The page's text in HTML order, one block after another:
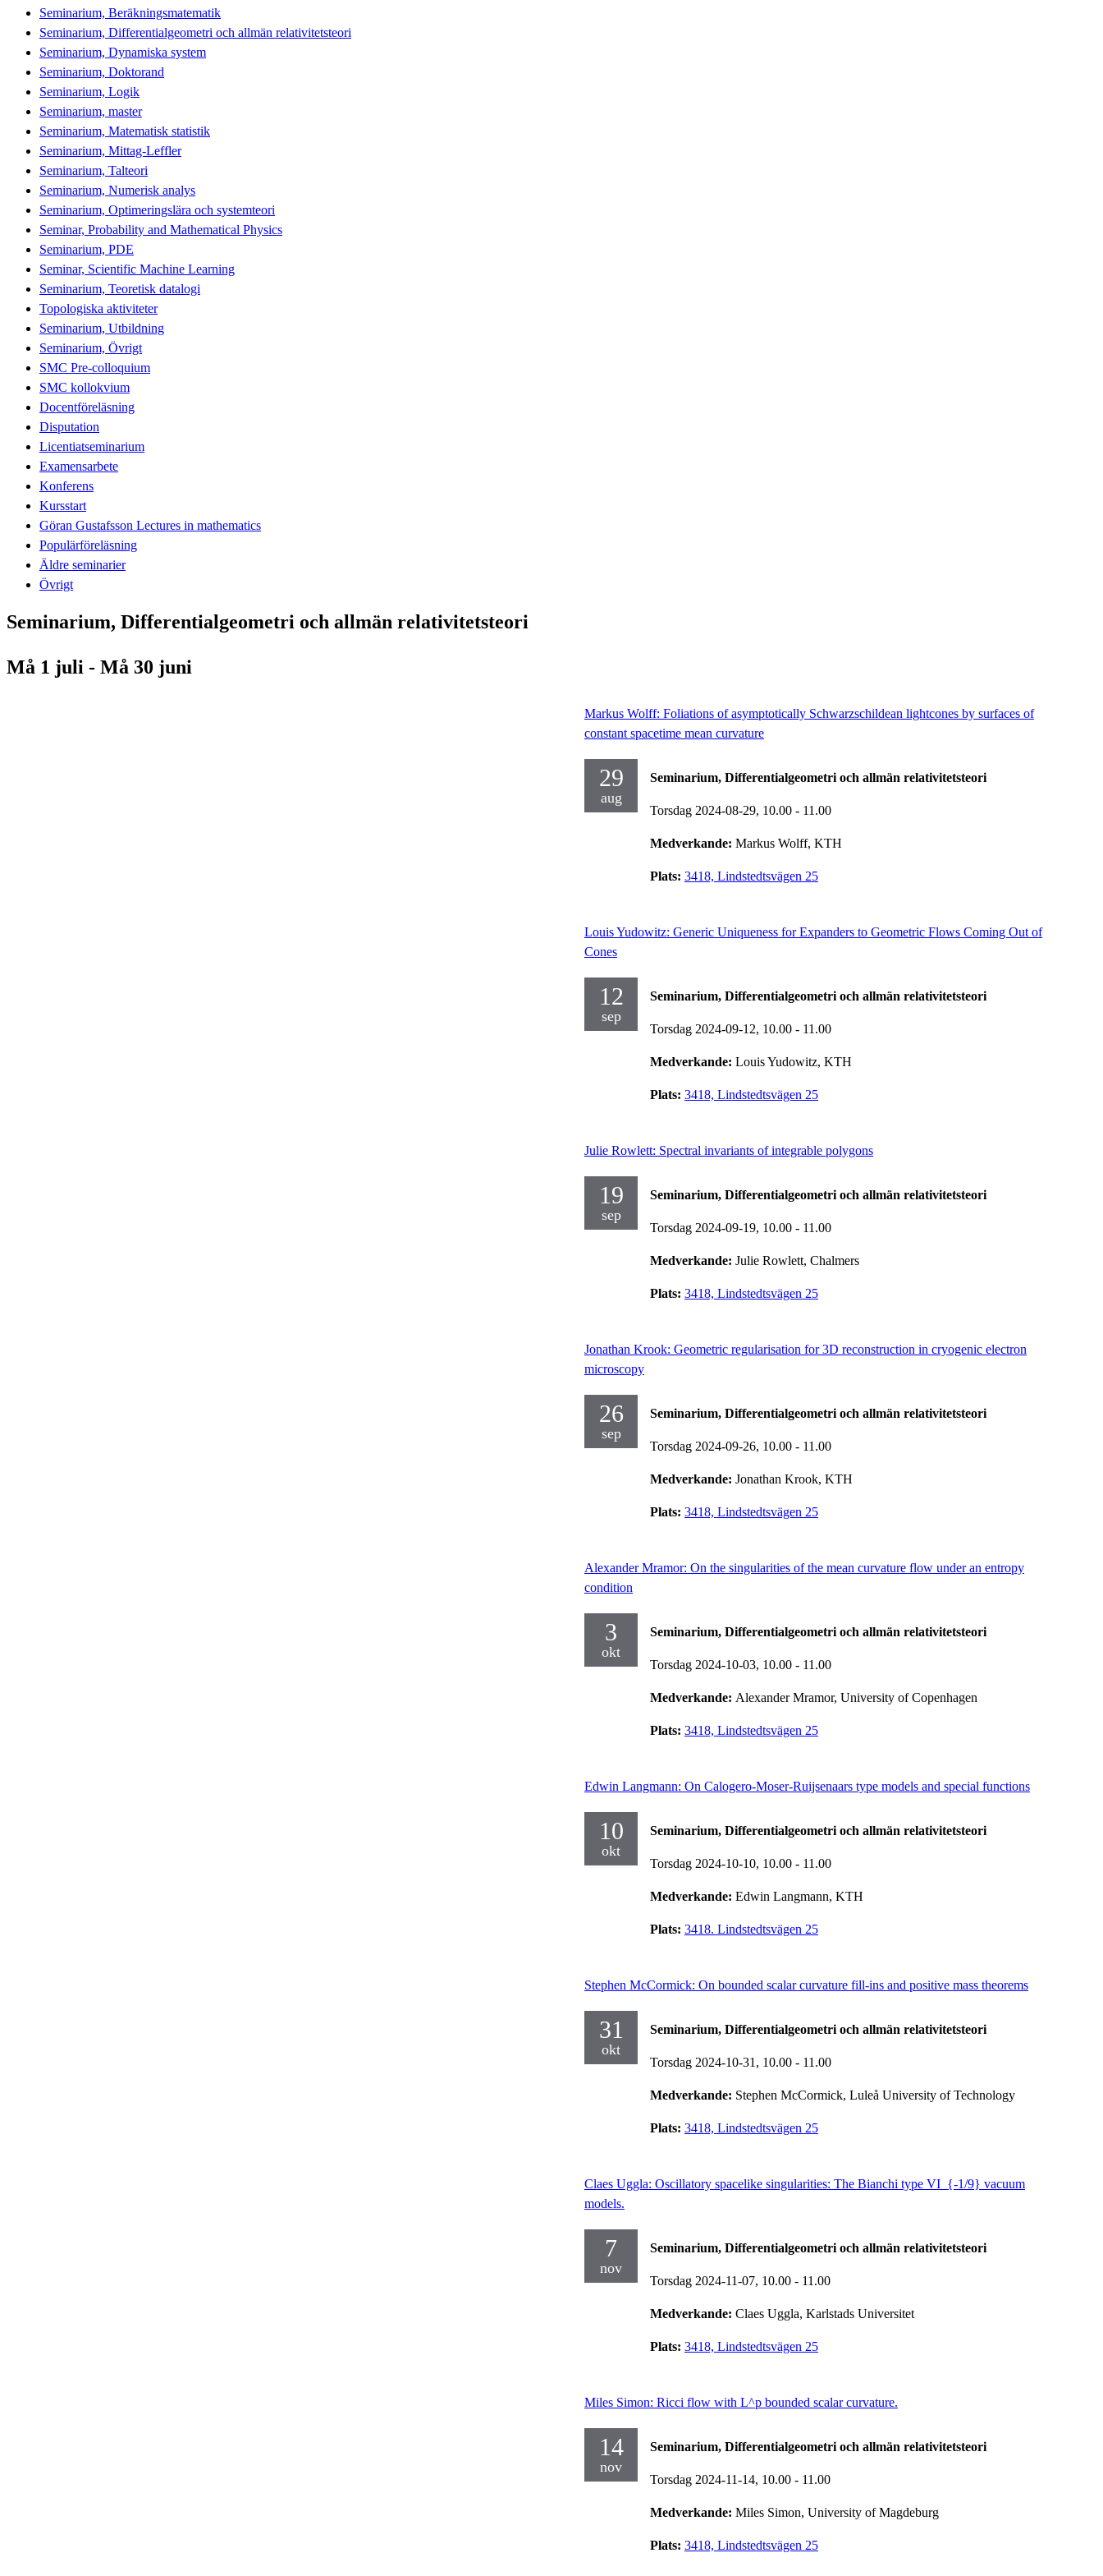
Seminarium, Beräkningsmatematik
Seminarium, Differentialgeometri och allmän relativitetsteori
Seminarium, Dynamiska system
Seminarium, Doktorand
Seminarium, Logik
Seminarium, master
Seminarium, Matematisk statistik
Seminarium, Mittag-Leffler
Seminarium, Talteori
Seminarium, Numerisk analys
Seminarium, Optimeringslära och systemteori
Seminar, Probability and Mathematical Physics
Seminarium, PDE
Seminar, Scientific Machine Learning
Seminarium, Teoretisk datalogi
Topologiska aktiviteter
Seminarium, Utbildning
Seminarium, Övrigt
SMC Pre-colloquium
SMC kollokvium
Docentföreläsning
Disputation
Licentiatseminarium
Examensarbete
Konferens
Kursstart
Göran Gustafsson Lectures in mathematics
Populärföreläsning
Äldre seminarier
Övrigt
Seminarium, Differentialgeometri och allmän relativitetsteori
Må 1 juli - Må 30 juni
Markus Wolff: Foliations of asymptotically Schwarzschildean lightcones by surfaces of
constant spacetime mean curvature
29
aug
Seminarium, Differentialgeometri och allmän relativitetsteori
Torsdag 2024-08-29, 10.00 - 11.00
Medverkande: Markus Wolff, KTH
Plats: 3418, Lindstedtsvägen 25
Louis Yudowitz: Generic Uniqueness for Expanders to Geometric Flows Coming Out of
Cones
12
sep
Seminarium, Differentialgeometri och allmän relativitetsteori
Torsdag 2024-09-12, 10.00 - 11.00
Medverkande: Louis Yudowitz, KTH
Plats: 3418, Lindstedtsvägen 25
Julie Rowlett: Spectral invariants of integrable polygons
19
sep
Seminarium, Differentialgeometri och allmän relativitetsteori
Torsdag 2024-09-19, 10.00 - 11.00
Medverkande: Julie Rowlett, Chalmers
Plats: 3418, Lindstedtsvägen 25
Jonathan Krook: Geometric regularisation for 3D reconstruction in cryogenic electron
microscopy
26
sep
Seminarium, Differentialgeometri och allmän relativitetsteori
Torsdag 2024-09-26, 10.00 - 11.00
Medverkande: Jonathan Krook, KTH
Plats: 3418, Lindstedtsvägen 25
Alexander Mramor: On the singularities of the mean curvature flow under an entropy
condition
3
okt
Seminarium, Differentialgeometri och allmän relativitetsteori
Torsdag 2024-10-03, 10.00 - 11.00
Medverkande: Alexander Mramor, University of Copenhagen
Plats: 3418, Lindstedtsvägen 25
Edwin Langmann: On Calogero-Moser-Ruijsenaars type models and special functions
10
okt
Seminarium, Differentialgeometri och allmän relativitetsteori
Torsdag 2024-10-10, 10.00 - 11.00
Medverkande: Edwin Langmann, KTH
Plats: 3418. Lindstedtsvägen 25
Stephen McCormick: On bounded scalar curvature fill-ins and positive mass theorems
31
okt
Seminarium, Differentialgeometri och allmän relativitetsteori
Torsdag 2024-10-31, 10.00 - 11.00
Medverkande: Stephen McCormick, Luleå University of Technology
Plats: 3418, Lindstedtsvägen 25
Claes Uggla: Oscillatory spacelike singularities: The Bianchi type VI_{-1/9} vacuum
models.
7
nov
Seminarium, Differentialgeometri och allmän relativitetsteori
Torsdag 2024-11-07, 10.00 - 11.00
Medverkande: Claes Uggla, Karlstads Universitet
Plats: 3418, Lindstedtsvägen 25
Miles Simon: Ricci flow with L^p bounded scalar curvature.
14
nov
Seminarium, Differentialgeometri och allmän relativitetsteori
Torsdag 2024-11-14, 10.00 - 11.00
Medverkande: Miles Simon, University of Magdeburg
Plats: 3418, Lindstedtsvägen 25